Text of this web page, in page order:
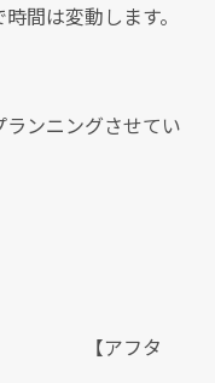
間は変動します。
ンニングさせてい
アフタ